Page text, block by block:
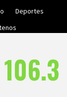
Deportes
106.3